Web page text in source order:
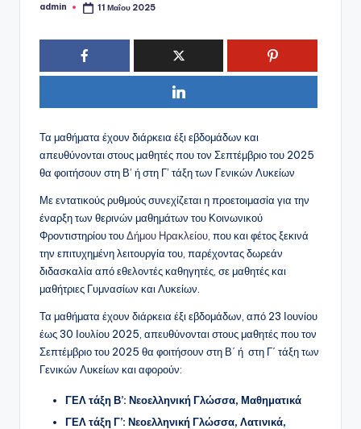
Συγγραφέας:
admin 11 Μαΐου 2025
Τα μαθήματα έχουν διάρκεια έξι εβδομάδων και
απευθύνονται στους μαθητές που τον Σεπτέμβριο του 2025
θα φοιτήσουν στη Β’ ή στη Γ’ τάξη των Γενικών Λυκείων
Με εντατικούς ρυθμούς συνεχίζεται η προετοιμασία για την
έναρξη των θερινών μαθημάτων του Κοινωνικού
Φροντιστηρίου τουΔήμου Ηρακλείου, που και φέτος ξεκινά
την επιτυχημένη λειτουργία του, παρέχοντας δωρεάν
διδασκαλία από εθελοντές καθηγητές, σε μαθητές και
μαθήτριες Γυμνασίων και Λυκείων.
Τα μαθήματα έχουν διάρκεια έξι εβδομάδων, από 23 Ιουνίου
έως 30 Ιουλίου 2025, απευθύνονται στους μαθητές που τον
Σεπτέμβριο του 2025 θα φοιτήσουν στη Β΄ ή στη Γ΄ τάξη των
Γενικών Λυκείων και αφορούν:
ΓΕΛ τάξη Β’: Νεοελληνική Γλώσσα, Μαθηματικά
ΓΕΛ τάξη Γ’: Νεοελληνική Γλώσσα, Λατινικά,